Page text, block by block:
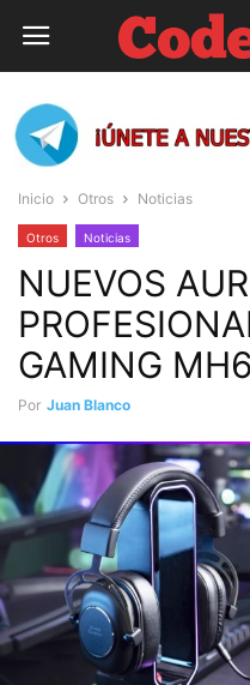
Inicio Otros Noticias
Otros Noticias
NUEVOS
GAMING MH6
Por Juan Blanco